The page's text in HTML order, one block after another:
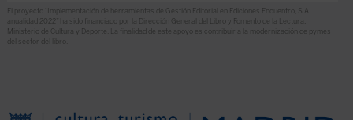
El proyecto “Implementación de herramientas de Gestión Editorial en Ediciones Encuentro, S.A.
anualidad 2022” ha sido financiado por la Dirección General del Libro y Fomento de la Lectura,
Ministerio de Cultura y Deporte. La finalidad de este apoyo es contribuir a la modernización de pymes
del sector del libro.